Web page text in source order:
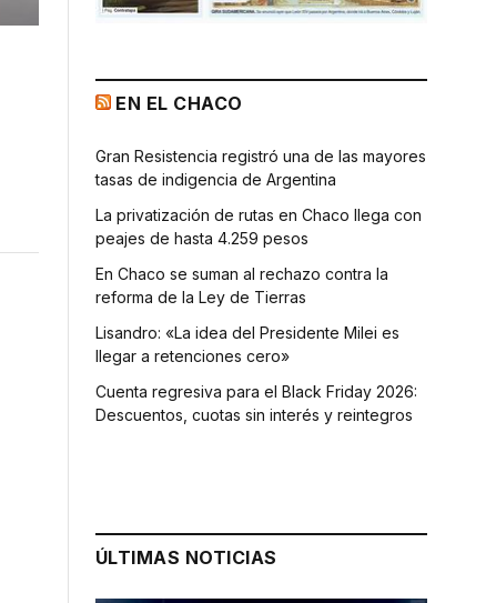
EN EL CHACO
Gran Resistencia registró una de las mayores
tasas de indigencia de Argentina
La privatización de rutas en Chaco llega con
peajes de hasta 4.259 pesos
En Chaco se suman al rechazo contra la
reforma de la Ley de Tierras
Lisandro: «La idea del Presidente Milei es
llegar a retenciones cero»
Cuenta regresiva para el Black Friday 2026:
Descuentos, cuotas sin interés y reintegros
ÚLTIMAS NOTICIAS